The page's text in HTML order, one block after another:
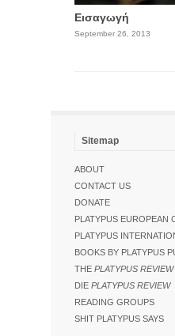
Εισαγωγή
September 26, 2013
Sitemap
ABOUT
CONTACT US
DONATE
PLATYPUS EUROPEAN
PLATYPUS
BOOKS BY PLATYPUS
THE PLATYPUS REVIEW
DIE PLATYPUS REVIEW
READING GROUPS
SHIT PLATYPUS SAYS